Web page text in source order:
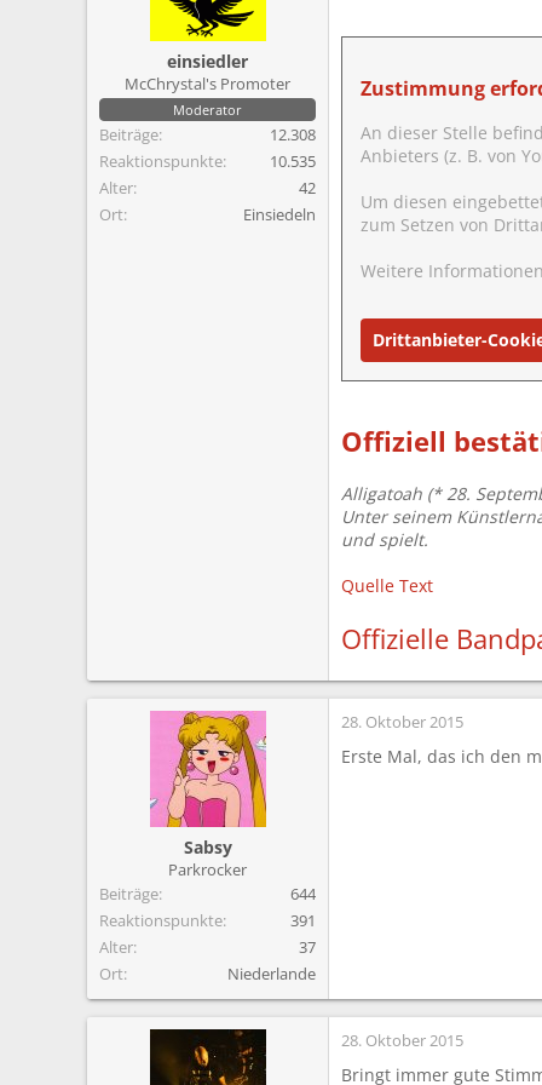
einsiedler
McChrystal's Promoter
Moderator
Beiträge
12.308
Reaktionspunkte
10.535
Alter
42
Ort
Einsiedeln
Zustimmung
An dieser Stelle
Anbieters (z. B. von
Um diesen
zum Setzen von
Weitere
Drittanbieter-
Offiziell
Alligatoah (* 28.
Unter seinem
und spielt.
Quelle Text
Offizielle
Sabsy
Parkrocker
Beiträge
644
Reaktionspunkte
391
Alter
37
Ort
Niederlande
28. Oktober 2015
Erste Mal, das ich den
28. Oktober 2015
Bringt immer gute